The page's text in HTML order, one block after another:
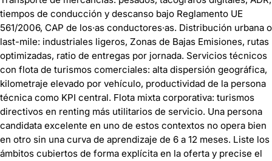
tiempos de conducción y descanso bajo Reglamento UE
561/2006, CAP de los·as conductores·as. Distribución urbana o
last-mile: industriales ligeros, Zonas de Bajas Emisiones, rutas
optimizadas, ratio de entregas por jornada. Servicios técnicos
con flota de turismos comerciales: alta dispersión geográfica,
kilometraje elevado por vehículo, productividad de la persona
técnica como KPI central. Flota mixta corporativa: turismos
directivos en renting más utilitarios de servicio. Una persona
candidata excelente en uno de estos contextos no opera bien
en otro sin una curva de aprendizaje de 6 a 12 meses. Liste los
ámbitos cubiertos de forma explícita en la oferta y precise el